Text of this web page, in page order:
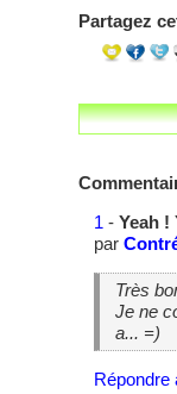
Partagez
1 - Yeah !
par
Très
Je ne
a... =)
Répondre